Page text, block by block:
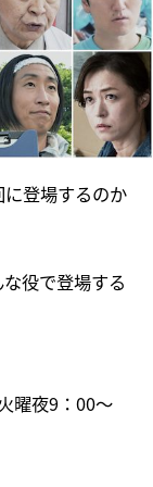
登場するのか
役で登場する
曜夜9：00～